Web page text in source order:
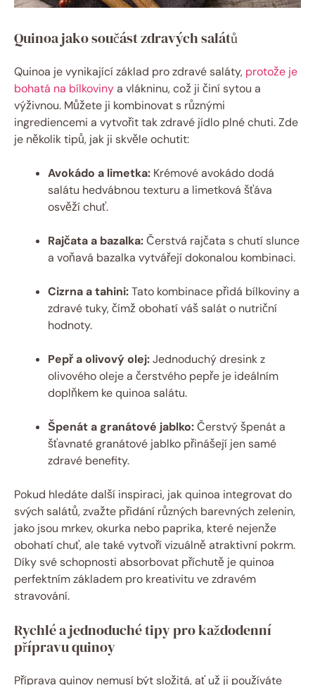
Quinoa jako součást zdravých salátů
Quinoa je vynikající základ pro zdravé saláty, protože je
bohatá na bílkovinya vlákninu, což ji činí sytou a
výživnou. Můžete ji kombinovat s různými
ingrediencemi a vytvořit tak zdravé jídlo plné chuti. Zde
je několik tipů, jak ji skvěle ochutit:
Avokádo a limetka: Krémové avokádo dodá
salátu hedvábnou texturu a limetková šťáva
osvěží chuť.
Rajčata a bazalka:Čerstvá rajčata s chutí slunce
a voňavá bazalka vytvářejí dokonalou kombinaci.
Cizrna a tahini:Tato kombinace přidá bílkoviny a
zdravé tuky, čímž obohatí váš salát o nutriční
hodnoty.
Pepř a olivový olej:Jednoduchý dresink z
olivového oleje a čerstvého pepře je ideálním
doplňkem ke quinoa salátu.
Špenát a granátové jablko:Čerstvý špenát a
šťavnaté granátové jablko přinášejí jen samé
zdravé benefity.
Pokud hledáte další inspiraci, jak quinoa integrovat do
svých salátů, zvažte přidání různých barevných zelenin,
jako jsou mrkev, okurka nebo paprika, které nejenže
obohatí chuť, ale také vytvoří vizuálně atraktivní pokrm.
Díky své schopnosti absorbovat příchutě je quinoa
perfektním základem pro kreativitu ve zdravém
stravování.
Rychlé a jednoduché tipy pro každodenní
přípravu quinoy
Příprava quinoy nemusí být složitá, ať už ji používáte